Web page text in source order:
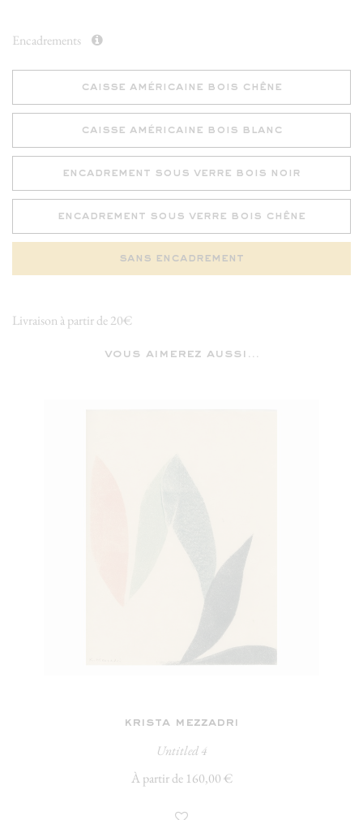
Encadrements
caisse américaine bois chêne
caisse américaine bois blanc
encadrement sous verre bois noir
encadrement sous verre bois chêne
sans encadrement
Livraison à partir de 20€
vous aimerez aussi...
krista mezzadri
Untitled 4
À partir de 160,00 €